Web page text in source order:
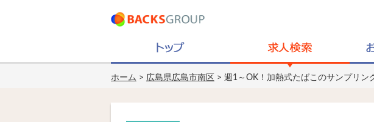
ホーム > 広島県広島市南区 > 週1～OK！加熱式たばこのサンプリン